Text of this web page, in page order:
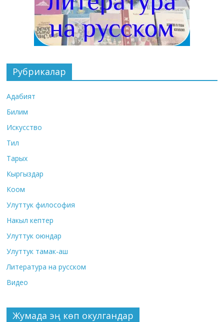
Рубрикалар
Адабият
Билим
Искусство
Тил
Тарых
Кыргыздар
Коом
Улуттук философия
Накыл кептер
Улуттук оюндар
Улуттук тамак-аш
Литература на русском
Видео
Жумада эң көп окулгандар